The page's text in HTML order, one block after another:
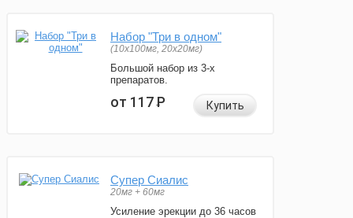
Набор "Три в одном"
(10x100мг, 20x20мг)
Большой набор из 3-х
препаратов.
от 117Р Купить
Супер Сиалис
20мг + 60мг
Усиление эрекции до 36 часов